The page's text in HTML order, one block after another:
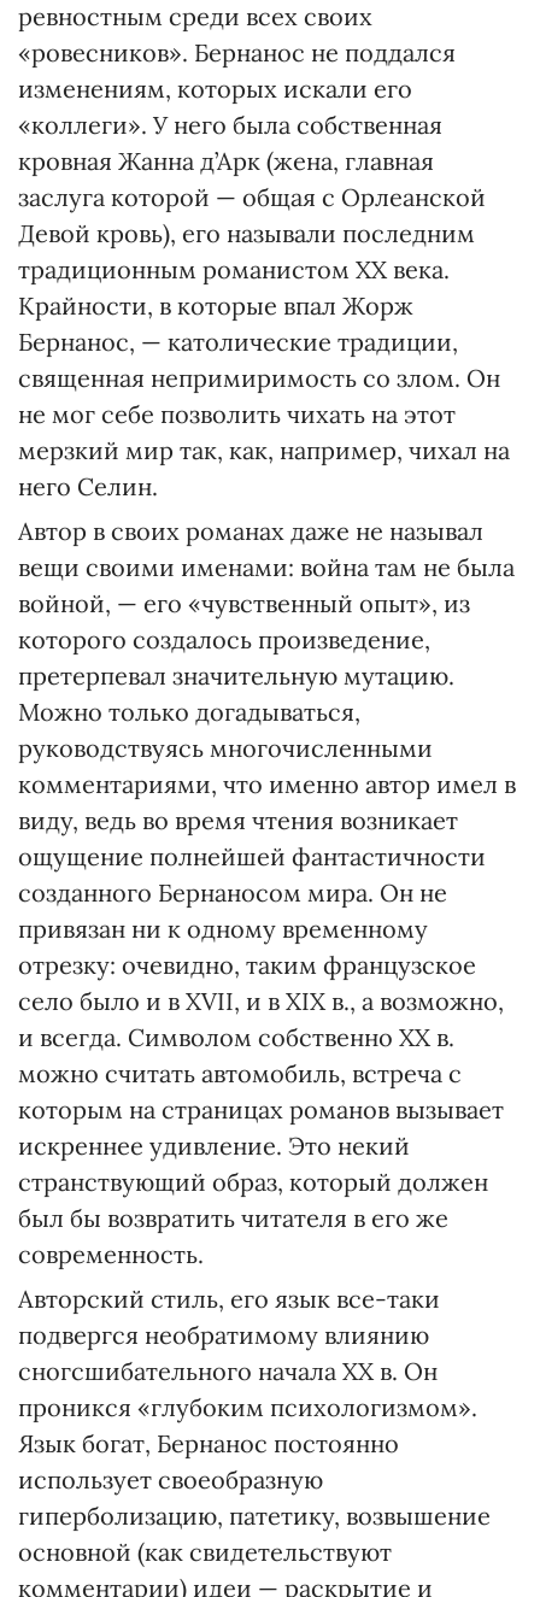
ревностным среди всех своих
«ровесников». Бернанос не поддался
изменениям, которых искали его
«коллеги». У него была собственная
кровная Жанна д’Арк (жена, главная
заслуга которой — общая с Орлеанской
Девой кровь), его называли последним
традиционным романистом ХХ века.
Крайности, в которые впал Жорж
Бернанос, — католические традиции,
священная непримиримость со злом. Он
не мог себе позволить чихать на этот
мерзкий мир так, как, например, чихал на
него Селин.
Автор в своих романах даже не называл
вещи своими именами: война там не была
войной, — его «чувственный опыт», из
которого создалось произведение,
претерпевал значительную мутацию.
Можно только догадываться,
руководствуясь многочисленными
комментариями, что именно автор имел в
виду, ведь во время чтения возникает
ощущение полнейшей фантастичности
созданного Бернаносом мира. Он не
привязан ни к одному временному
отрезку: очевидно, таким французское
село было и в XVII, и в ХІХ в., а возможно,
и всегда. Символом собственно ХХ в.
можно считать автомобиль, встреча с
которым на страницах романов вызывает
искреннее удивление. Это некий
странствующий образ, который должен
был бы возвратить читателя в его же
современность.
Авторский стиль, его язык все-таки
подвергся необратимому влиянию
сногсшибательного начала ХХ в. Он
проникся «глубоким психологизмом».
Язык богат, Бернанос постоянно
использует своеобразную
гиперболизацию, патетику, возвышение
основной (как свидетельствуют
комментарии) идеи — раскрытие и